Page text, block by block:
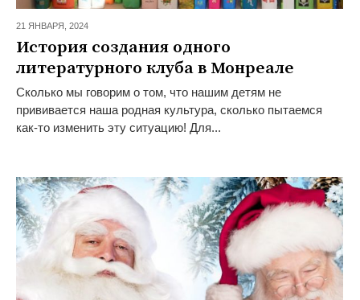
21 ЯНВАРЯ, 2024
История создания одного
литературного клуба в Монреале
Сколько мы говорим о том, что нашим детям не
прививается наша родная культура, сколько пытаемся
как-то изменить эту ситуацию! Для...